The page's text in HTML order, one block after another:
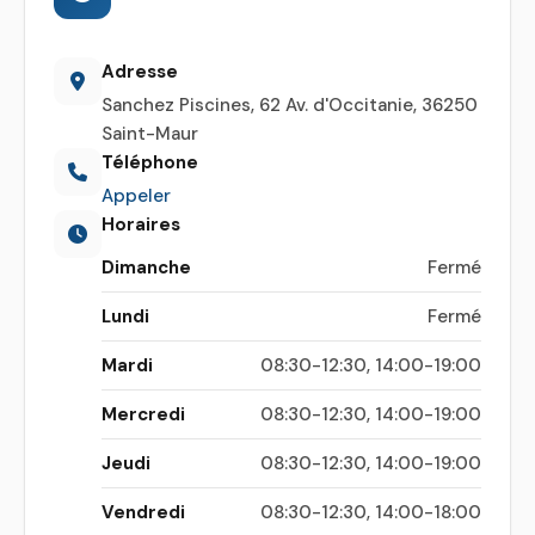
Adresse
Sanchez Piscines, 62 Av. d'Occitanie, 36250
Saint-Maur
Téléphone
Appeler
Horaires
Dimanche
Fermé
Lundi Fermé
Mardi 08:30-12:30, 14:00-19:00
Mercredi 08:30-12:30, 14:00-19:00
Jeudi 08:30-12:30, 14:00-19:00
Vendredi 08:30-12:30, 14:00-18:00